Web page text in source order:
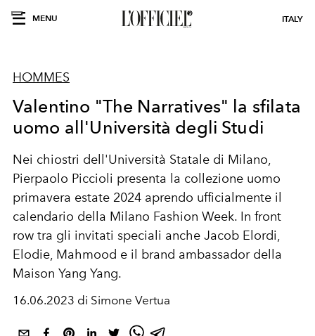
MENU ITALY
HOMMES
Valentino "The Narratives" la sfilata
uomo all'Università degli Studi
Nei chiostri dell'Università Statale di Milano,
Pierpaolo Piccioli presenta la collezione uomo
primavera estate 2024 aprendo ufficialmente il
calendario della Milano Fashion Week. In front
row tra gli invitati speciali anche Jacob Elordi,
Elodie, Mahmood e il brand ambassador della
Maison Yang Yang.
16.06.2023 di Simone Vertua